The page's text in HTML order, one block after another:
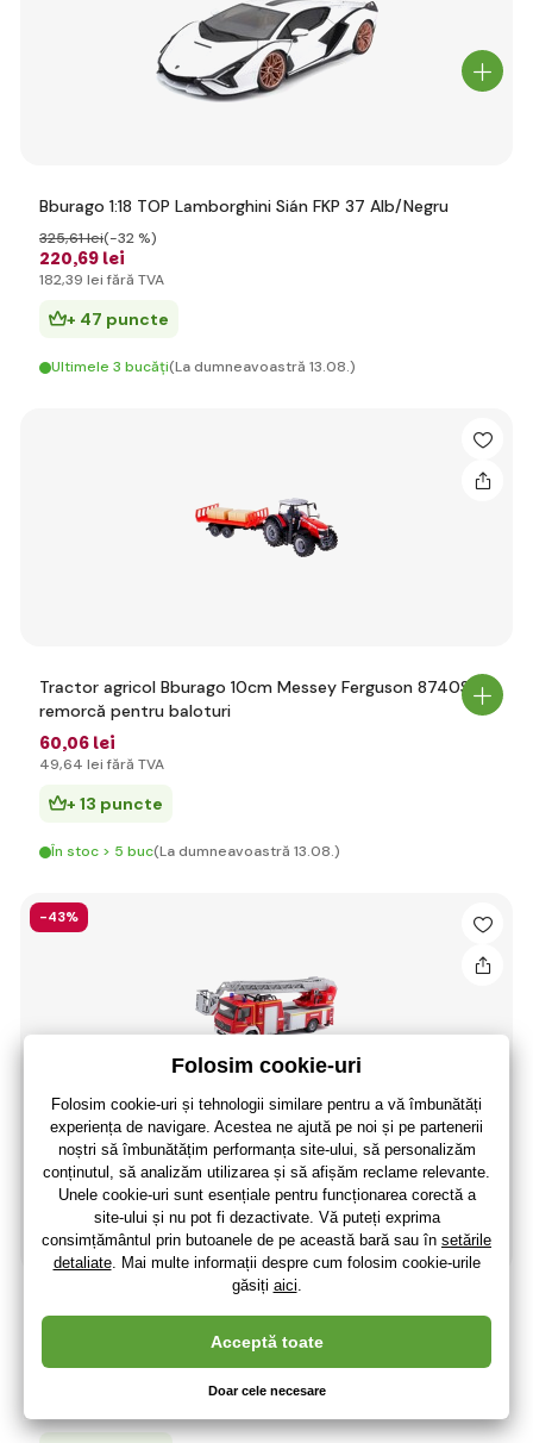
Bburago 1:18 TOP Lamborghini Sián FKP 37 Alb/Negru
220,69 lei
325,61 lei(-32 %)
182,39 lei fără TVA
+ 47 puncte
Ultimele 3 bucăți(La dumneavoastră 13.08.)
Tractor agricol Bburago 10cm Messey Ferguson 8740S cu
remorcă pentru baloturi
60,06 lei
49,64 lei fără TVA
+ 13 puncte
În stoc > 5 buc(La dumneavoastră 13.08.)
-43%
Bburago 1:50 Urgenta Mercedes Benz Atego Magirus DLK
99,84 lei(-43 %)